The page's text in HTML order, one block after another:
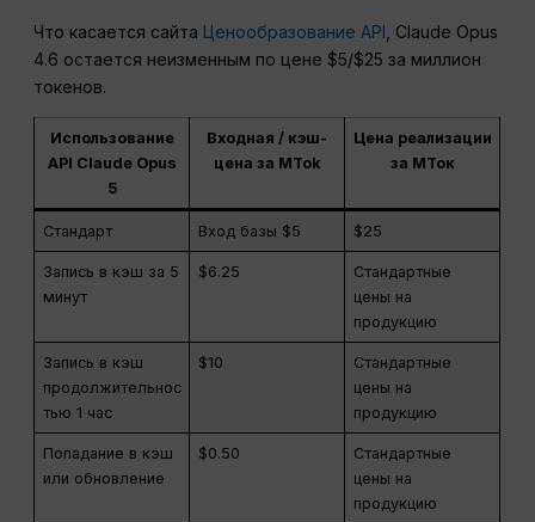
Что касается сайта Ценообразование API , Claude Opus
4.6 остается неизменным по цене $5/$25 за миллион
токенов.
Использование
API Claude Opus
5
Входная / кэш-
цена за MTok
Цена реализации
за МТок
Стандарт Вход базы $5 $25
Запись в кэш за 5
минут
$6.25
Стандартные
цены на
продукцию
Запись в кэш
продолжительнос
тью 1 час
$10
Стандартные
цены на
продукцию
Попадание в кэш
или обновление
$0.50
Стандартные
цены на
продукцию